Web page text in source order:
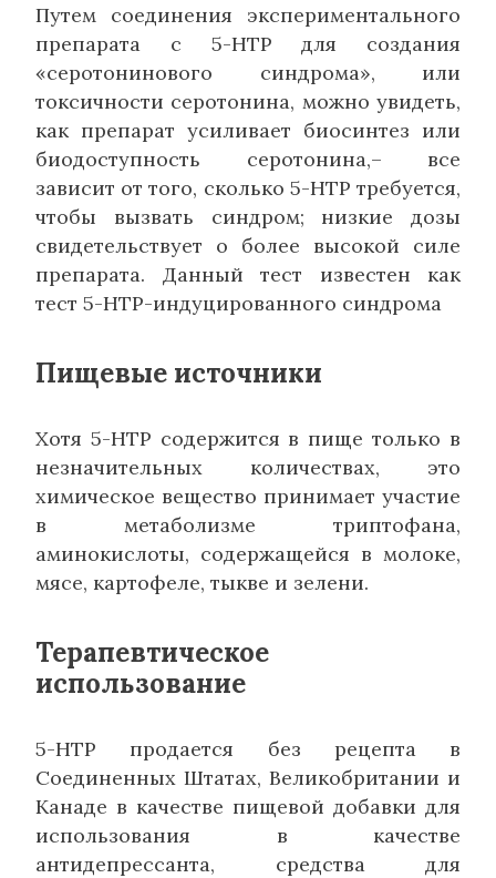
Путем соединения экспериментального
препарата с 5-HTP для создания
«серотонинового синдрома», или
токсичности серотонина, можно увидеть,
как препарат усиливает биосинтез или
биодоступность серотонина,– все
зависит от того, сколько 5-HTP требуется,
чтобы вызвать синдром; низкие дозы
свидетельствует о более высокой силе
препарата. Данный тест известен как
тест 5-HTP-индуцированного синдрома
Пищевые источники
Хотя 5-HTP содержится в пище только в
незначительных количествах, это
химическое вещество принимает участие
в метаболизме триптофана,
аминокислоты, содержащейся в молоке,
мясе, картофеле, тыкве и зелени.
Терапевтическое
использование
5-HTP продается без рецепта в
Соединенных Штатах, Великобритании и
Канаде в качестве пищевой добавки для
использования в качестве
антидепрессанта, средства для